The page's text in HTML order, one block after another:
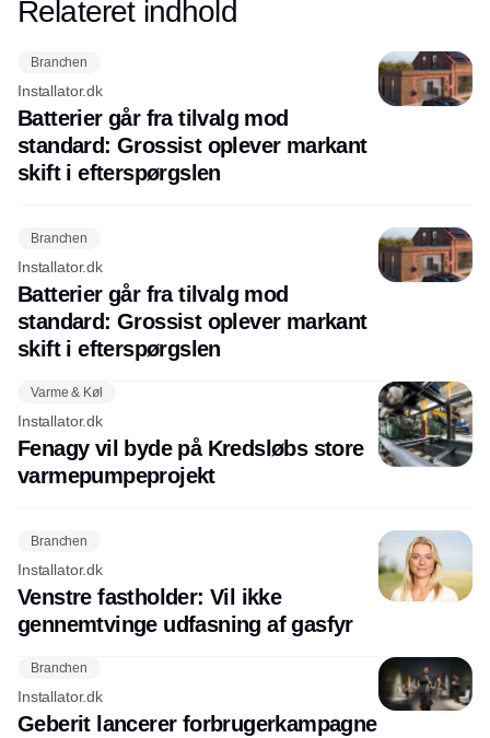
Annonce
Relateret indhold
Branchen
Installator.dk
Batterier går fra tilvalg mod
standard: Grossist oplever markant
skift i efterspørgslen
Branchen
Installator.dk
Batterier går fra tilvalg mod
standard: Grossist oplever markant
skift i efterspørgslen
Varme & Køl
Installator.dk
Fenagy vil byde på Kredsløbs store
varmepumpeprojekt
Branchen
Installator.dk
Venstre fastholder: Vil ikke
gennemtvinge udfasning af gasfyr
Branchen
Installator.dk
Geberit lancerer forbrugerkampagne